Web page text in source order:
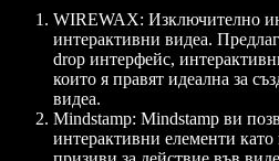
WIREWAX: Изключително
интерактивни видеа.
drop интерфейс,
които я правят идеална за
видеа.
Mindstamp: Mindstamp ви
интерактивни елементи